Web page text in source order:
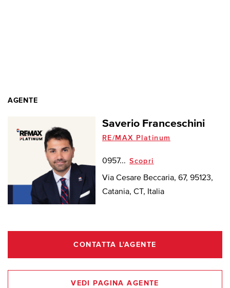
AGENTE
Saverio Franceschini
RE/MAX Platinum
0957... Scopri
Via Cesare Beccaria, 67, 95123,
Catania, CT, Italia
CONTATTA L'AGENTE
VEDI PAGINA AGENTE